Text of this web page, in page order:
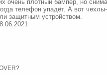
очень плотный бампер, но
телефон упадёт. А вот
защитным устройством.